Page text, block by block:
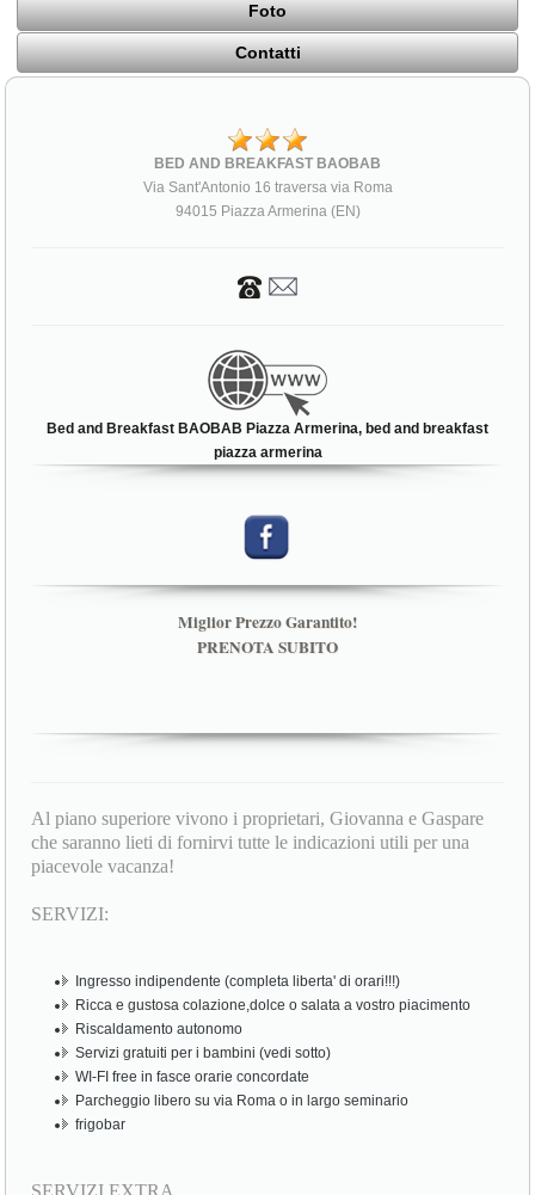
Foto
Contatti
BED AND BREAKFAST BAOBAB
Via Sant'Antonio 16 traversa via Roma
94015 Piazza Armerina (EN)
Bed and Breakfast BAOBAB Piazza Armerina, bed and breakfast
piazza armerina
Miglior Prezzo Garantito!
PRENOTA SUBITO
Al piano superiore vivono i proprietari, Giovanna e Gaspare
che saranno lieti di fornirvi tutte le indicazioni utili per una
piacevole vacanza!
SERVIZI:
Ingresso indipendente (completa liberta' di orari!!!)
Ricca e gustosa colazione,dolce o salata a vostro piacimento
Riscaldamento autonomo
Servizi gratuiti per i bambini (vedi sotto)
WI-FI free in fasce orarie concordate
Parcheggio libero su via Roma o in largo seminario
frigobar